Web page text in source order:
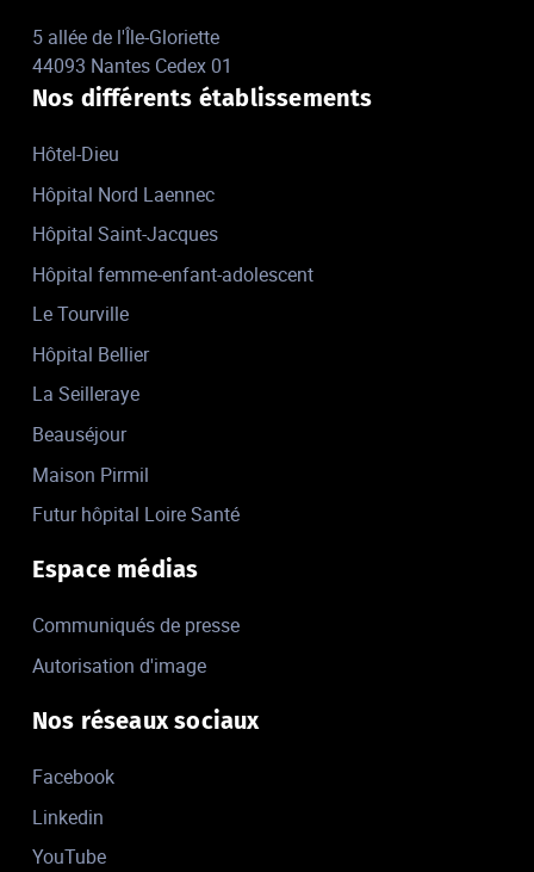
5 allée de l'Île-Gloriette
44093 Nantes Cedex 01
Nos différents établissements
Hôtel-Dieu
Hôpital Nord Laennec
Hôpital Saint-Jacques
Hôpital femme-enfant-adolescent
Le Tourville
Hôpital Bellier
La Seilleraye
Beauséjour
Maison Pirmil
Futur hôpital Loire Santé
Espace médias
Communiqués de presse
Autorisation d'image
Nos réseaux sociaux
Facebook
Linkedin
YouTube